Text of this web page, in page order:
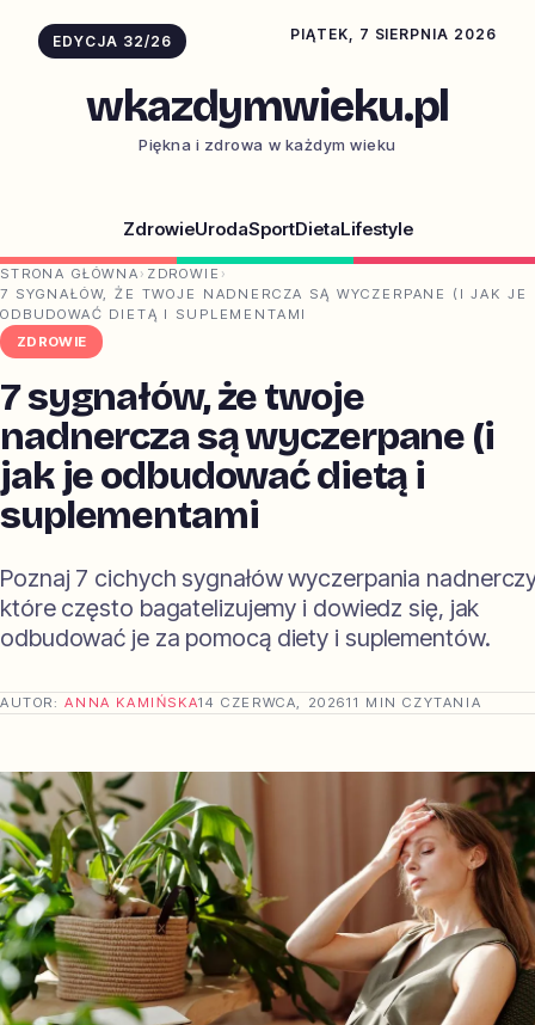
EDYCJA 32/26 PIĄTEK, 7 SIERPNIA 2026
wkazdymwieku.pl
Piękna i zdrowa w każdym wieku
ZdrowieUrodaSportDietaLifestyle
STRONA GŁÓWNA › ZDROWIE ›
7 SYGNAŁÓW, ŻE TWOJE NADNERCZA SĄ WYCZERPANE (I JAK JE
ODBUDOWAĆ DIETĄ I SUPLEMENTAMI
ZDROWIE
7 sygnałów, że twoje
nadnercza są wyczerpane (i
jak je odbudować dietą i
suplementami
Poznaj 7 cichych sygnałów wyczerpania
które często bagatelizujemy i dowiedz się, jak
odbudować je za pomocą diety i suplementów.
AUTOR:ANNA KAMIŃSKA14 CZERWCA, 202611 MIN CZYTANIA